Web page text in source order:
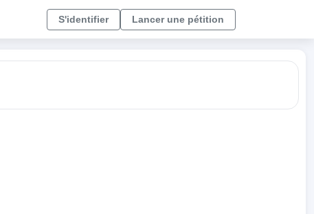
S'identifier Lancer une pétition